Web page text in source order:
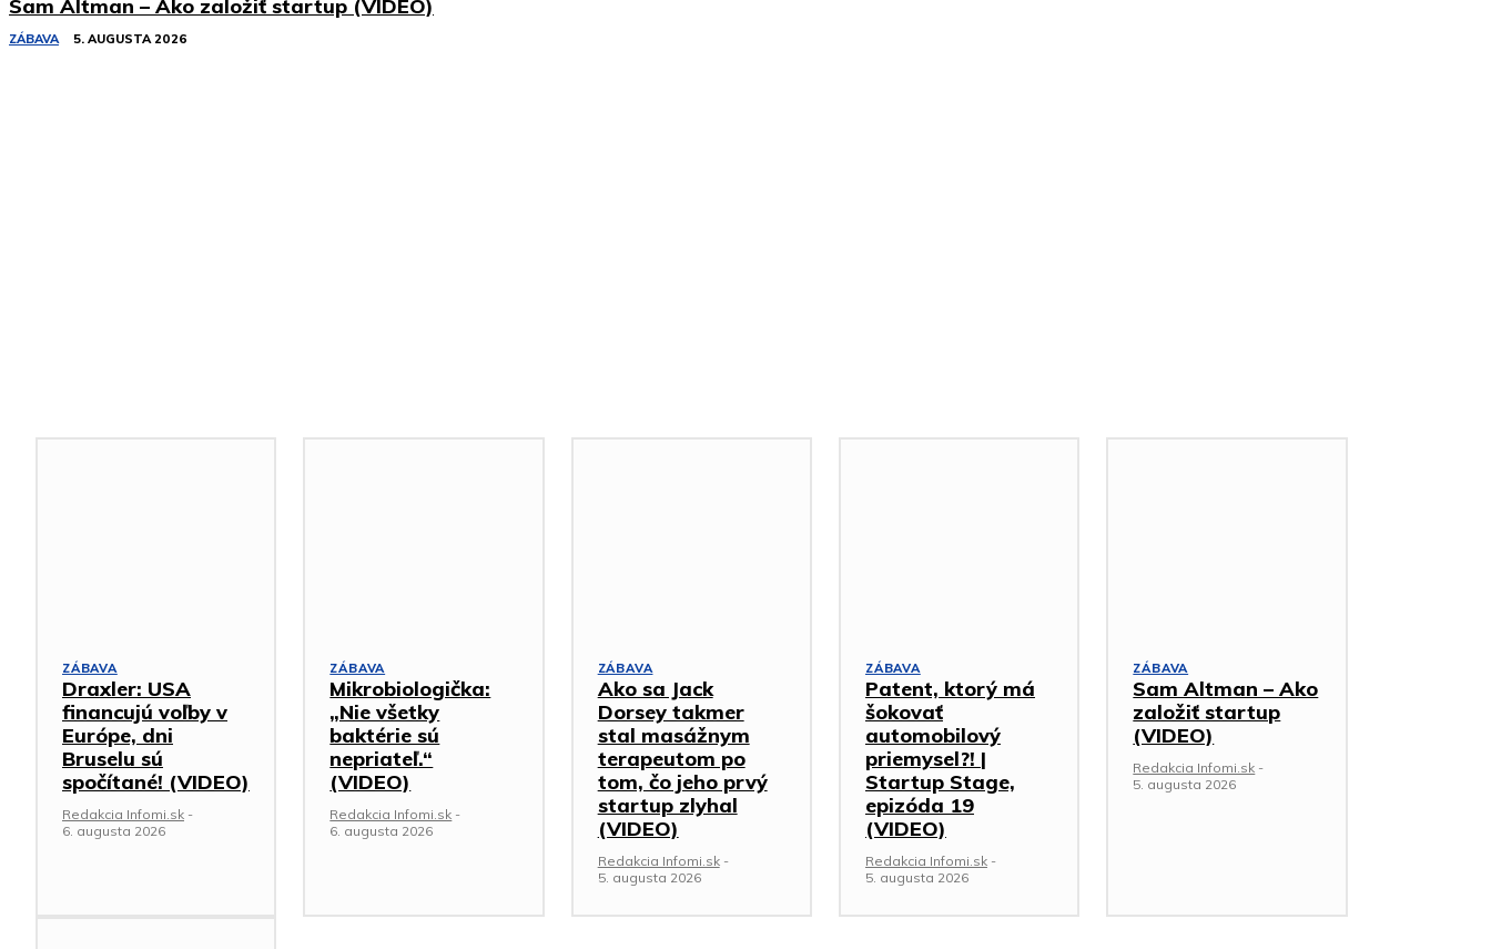
Sam Altman – Ako založiť startup (VIDEO)
ZÁBAVA 5. AUGUSTA 2026
ZÁBAVA
Draxler: USA
financujú voľby v
Európe, dni
Bruselu sú
spočítané! (VIDEO)
Redakcia Infomi.sk -
6. augusta 2026
ZÁBAVA
Mikrobiologička:
„Nie všetky
baktérie sú
nepriateľ.“
(VIDEO)
Redakcia Infomi.sk -
6. augusta 2026
ZÁBAVA
Ako sa Jack
Dorsey takmer
stal masážnym
terapeutom po
tom, čo jeho prvý
startup zlyhal
(VIDEO)
Redakcia Infomi.sk -
5. augusta 2026
ZÁBAVA
Patent, ktorý má
šokovať
automobilový
priemysel?! |
Startup Stage,
epizóda 19
(VIDEO)
Redakcia Infomi.sk -
5. augusta 2026
ZÁBAVA
Sam Altman – Ako
založiť startup
(VIDEO)
Redakcia Infomi.sk -
5. augusta 2026